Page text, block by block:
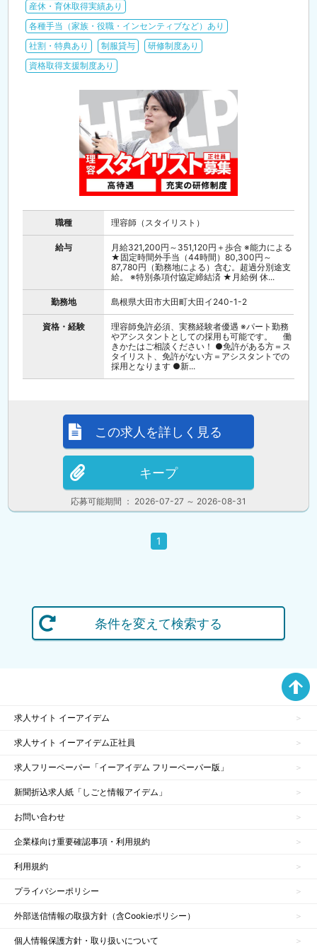
産休・育休取得実績あり
各種手当（家族・役職・インセンティブなど）あり
社割・特典あり
制服貸与
研修制度あり
資格取得支援制度あり
職種 理容師（スタイリスト）
給与
月給321,200円～351,120円＋歩合 ※能力による
★固定時間外手当（44時間）80,300円～
87,780円（勤務地による）含む。超過分別途支
給。 ※特別条項付協定締結済 ★月給例 休...
勤務地 島根県大田市大田町大田イ240-1-2
資格・経験
理容師免許必須、実務経験者優遇 ※パート勤務
やアシスタントとしての採用も可能です。 働
きかたはご相談ください！ ●免許がある方＝ス
タイリスト、免許がない方＝アシスタントでの
採用となります ●新...
応募可能期間 ： 2026-07-27 ～ 2026-08-31
この求人を詳しく見る
キープ
1
条件を変えて検索する
求人サイト イーアイデム
求人サイト イーアイデム正社員
求人フリーペーパー「イーアイデム フリーペーパー版」
新聞折込求人紙「しごと情報アイデム」
お問い合わせ
企業様向け重要確認事項・利用規約
利用規約
プライバシーポリシー
外部送信情報の取扱方針（含Cookieポリシー）
個人情報保護方針・取り扱いについて